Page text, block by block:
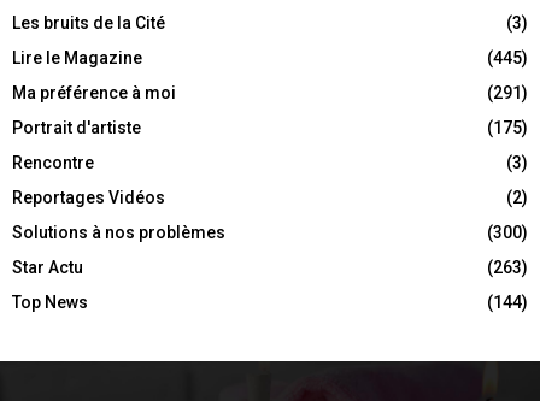
Les bruits de la Cité
(3)
Lire le Magazine
(445)
Ma préférence à moi
(291)
Portrait d'artiste
(175)
Rencontre
(3)
Reportages Vidéos
(2)
Solutions à nos problèmes
(300)
Star Actu
(263)
Top News
(144)